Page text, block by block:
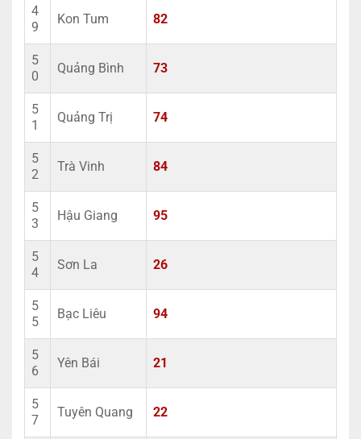
4
9
Kon Tum 82
5
0
Quảng Bình 73
5
1
Quảng Trị 74
5
2
Trà Vinh 84
5
3
Hậu Giang 95
5
4
Sơn La 26
5
5
Bạc Liêu 94
5
6
Yên Bái 21
5
7
Tuyên Quang 22